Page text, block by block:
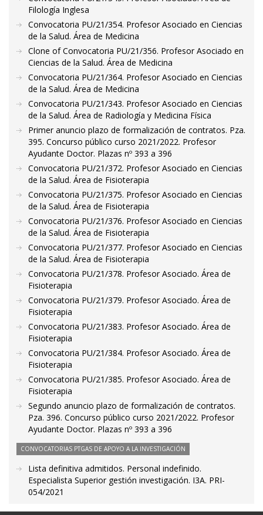
Filología Inglesa
Convocatoria PU/21/354. Profesor Asociado en Ciencias
de la Salud. Área de Medicina
Clone of Convocatoria PU/21/356. Profesor Asociado en
Ciencias de la Salud. Área de Medicina
Convocatoria PU/21/364. Profesor Asociado en Ciencias
de la Salud. Área de Medicina
Convocatoria PU/21/343. Profesor Asociado en Ciencias
de la Salud. Área de Radiología y Medicina Física
Primer anuncio plazo de formalización de contratos. Pza.
395. Concurso público curso 2021/2022. Profesor
Ayudante Doctor. Plazas nº 393 a 396
Convocatoria PU/21/372. Profesor Asociado en Ciencias
de la Salud. Área de Fisioterapia
Convocatoria PU/21/375. Profesor Asociado en Ciencias
de la Salud. Área de Fisioterapia
Convocatoria PU/21/376. Profesor Asociado en Ciencias
de la Salud. Área de Fisioterapia
Convocatoria PU/21/377. Profesor Asociado en Ciencias
de la Salud. Área de Fisioterapia
Convocatoria PU/21/378. Profesor Asociado. Área de
Fisioterapia
Convocatoria PU/21/379. Profesor Asociado. Área de
Fisioterapia
Convocatoria PU/21/383. Profesor Asociado. Área de
Fisioterapia
Convocatoria PU/21/384. Profesor Asociado. Área de
Fisioterapia
Convocatoria PU/21/385. Profesor Asociado. Área de
Fisioterapia
Segundo anuncio plazo de formalización de contratos.
Pza. 396. Concurso público curso 2021/2022. Profesor
Ayudante Doctor. Plazas nº 393 a 396
CONVOCATORIAS PTGAS DE APOYO A LA INVESTIGACIÓN
Lista definitiva admitidos. Personal indefinido.
Especialista Superior gestión investigación. I3A. PRI-
054/2021